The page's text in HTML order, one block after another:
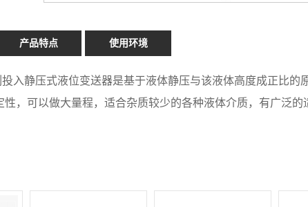
产品特点 使用环境
入静压式液位变送器是基于液体静压与该液体高度成正比的
，可以做大量程，适合杂质较少的各种液体介质，有广泛的